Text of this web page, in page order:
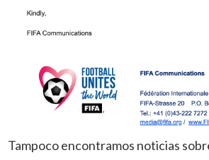
Tampoco encontramos noticias